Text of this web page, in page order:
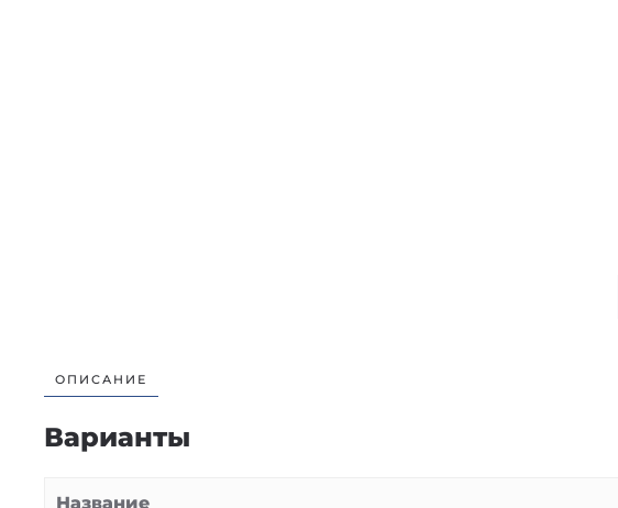
ОПИСАНИЕ
Варианты
Название